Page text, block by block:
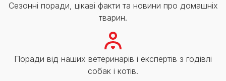
Сезонні поради, цікаві факти та новини про домашніх
тварин.
Поради від наших ветеринарів і експертів з годівлі
собак і котів.